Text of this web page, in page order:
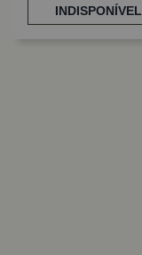
INDISPONÍVEL